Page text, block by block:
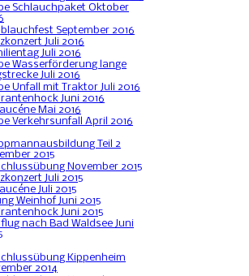
Schlauchpaket Oktober
September 2016
Juli 2016
Juli 2016
Wasserförderung lange
Juli 2016
Unfall mit Traktor Juli 2016
Juni 2016
Mai 2016
Verkehrsunfall April 2016
Teil 2
2015
November 2015
Juli 2015
Juli 2015
Weinhof Juni 2015
Juni 2015
nach Bad Waldsee Juni
Kippenheim
2014